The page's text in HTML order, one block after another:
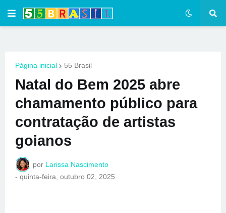
Página inicial 55 Brasil
Natal do Bem 2025 abre
chamamento público para
contratação de artistas
goianos
por Larissa Nascimento
- quinta-feira, outubro 02, 2025